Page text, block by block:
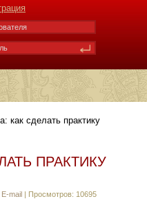
как сделать практику
ПРАКТИКУ
E-mail | Просмотров: 10695